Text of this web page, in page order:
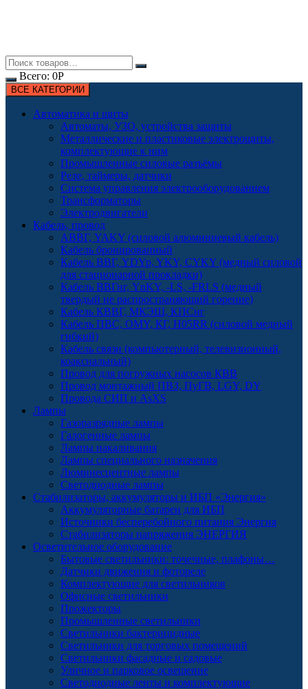
Всего: 0Р
ВСЕ КАТЕГОРИИ
Автоматика и щиты
Автоматы, УЗО, устройства защиты
Металлические и пластиковые электрощиты,
комплектующие к ним
Промышленные силовые разъёмы
Реле, таймеры, датчики
Система управления электрооборудованием
Трансформаторы
Электродвигатели
Кабель, провод
АВВГ, YAKY (силовой алюминиевый кабель)
Кабель бронированный
Кабель ВВГ, YDYp, YKY, CYKY (медный силовой
для стационарной прокладки)
Кабель ВВГнг, YnKY, -LS, -FRLS (медный
твердый не распространяющий горение)
Кабель КВВГ, МКЭШ, КПСнг
Кабель ПВС, OMY, КГ, H05RR (силовой медный
гибкий)
Кабель связи (компьютерный, телевизионный,
коаксиальный)
Провод для погружных насосов КВВ
Провод монтажный ПВЗ, ПуГВ, LGY, DY
Провода СИП и AsXS
Лампы
Газоразрядные лампы
Галогенные лампы
Лампы накаливания
Лампы специального назначения
Люминесцентные лампы
Светодиодные лампы
Стабилизаторы, аккумуляторы и ИБП «Энергия»
Аккумуляторные батареи для ИБП
Источники бесперебойного питания Энергия
Стабилизаторы напряжения ЭНЕРГИЯ
Осветительное оборудование
Бытовые светильники: точечные, плафоны…
Датчики движения и фотореле
Комплектующие для светильников
Офисные светильники
Прожекторы
Промышленные светильники
Светильники бактерицидные
Светильники для торговых помещений
Светильники фасадные и садовые
Уличное и парковое освещение
Светодиодные ленты и комплектующие